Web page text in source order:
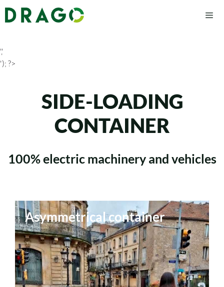
','
'); ?>
SIDE-LOADING
CONTAINER
100% electric machinery and vehicles
Asymmetrical container